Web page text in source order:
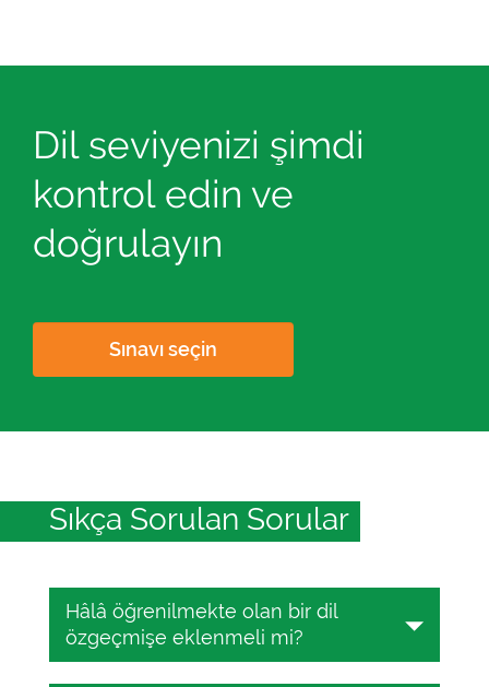
Dil seviyenizi şimdi
kontrol edin ve
doğrulayın
Sınavı seçin
Sıkça Sorulan Sorular
Hâlâ öğrenilmekte olan bir dil
özgeçmişe eklenmeli mi?